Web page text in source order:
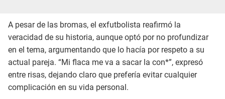
A pesar de las bromas, el exfutbolista reafirmó la
veracidad de su historia, aunque optó por no profundizar
en el tema, argumentando que lo hacía por respeto a su
actual pareja. “Mi flaca me va a sacar la con*”, expresó
entre risas, dejando claro que prefería evitar cualquier
complicación en su vida personal.